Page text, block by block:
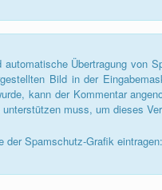
automatische Übertragung von
Bild in der
kann der Kommentar
muss, um dieses
der Spamschutz-Grafik eintragen: